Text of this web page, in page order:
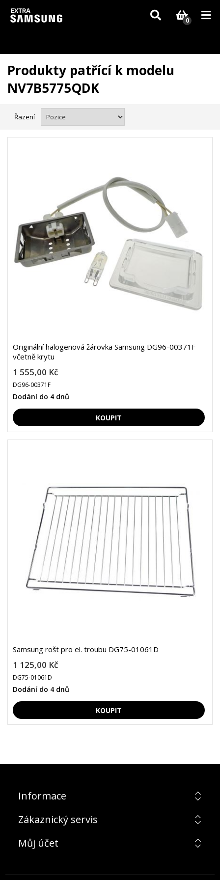
Vzhledem k aktuální situaci se může dodání dílů, které nejsou skladem,
zpozdit. Děkujeme za pochopení.
0
Produkty patřící k modelu
NV7B5775QDK
Řazení
Originální halogenová žárovka Samsung DG96-00371F
včetně krytu
1 555,00 Kč
DG96-00371F
Dodání do 4 dnů
Samsung rošt pro el. troubu DG75-01061D
1 125,00 Kč
DG75-01061D
Dodání do 4 dnů
Informace
Zákaznický servis
Můj účet